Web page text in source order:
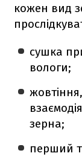
кожен вид
сушка
вологи;
зерна;
перший